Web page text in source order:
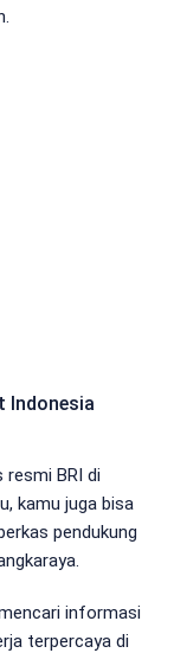
Indonesia
BRI di
kamu juga bisa
pendukung
informasi
terpercaya di